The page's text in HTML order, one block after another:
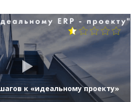
к «идеальному проекту»